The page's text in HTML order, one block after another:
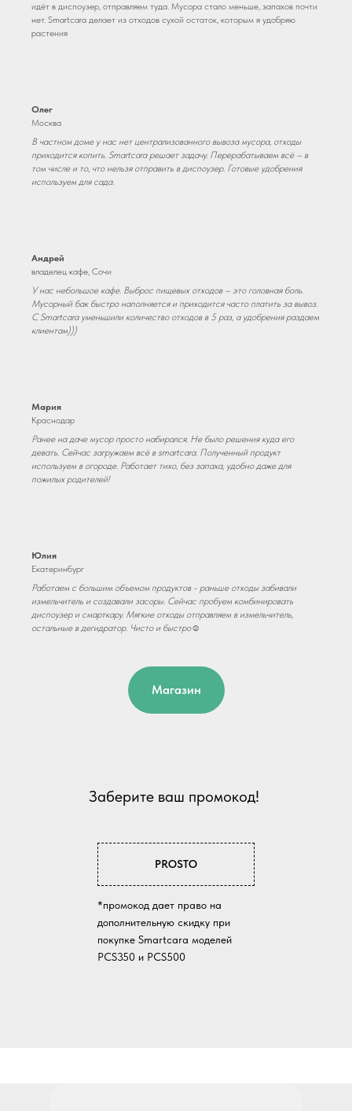
идёт в диспоузер, отправляем туда. Мусора стало меньше, запахов почти
нет. Smartcara делает из отходов сухой остаток, которым я удобряю
растения
Олег
Москва
В частном доме у нас нет централизованного вывоза мусора, отходы
приходится копить. Smartcara решает задачу. Перерабатываем всё – в
том числе и то, что нельзя отправить в диспоузер. Готовые удобрения
используем для сада.
Андрей
владелец кафе, Сочи
У нас небольшое кафе. Выброс пищевых отходов – это головная боль.
Мусорный бак быстро наполняется и приходится часто платить за вывоз.
С Smartcara уменьшили количество отходов в 5 раз, а удобрения раздаем
клиентам)))
Мария
Краснодар
Ранее на даче мусор просто набирался. Не было решения куда его
девать. Сейчас загружаем всё в smartcara. Полученный продукт
используем в огороде. Работает тихо, без запаха, удобно даже для
пожилых родителей!
Юлия
Екатеринбург
Работаем с большим объемом продуктов - раньше отходы забивали
измельчитель и создавали засоры. Сейчас пробуем комбинировать
диспоузер и смарткару. Мягкие отходы отправляем в измельчитель,
остальные в дегидратор. Чисто и быстро☺️
Магазин
PROSTO
*промокод дает право на
дополнительную скидку при
покупке Smartcara моделей
PCS350 и PCS500
Заберите ваш промокод!